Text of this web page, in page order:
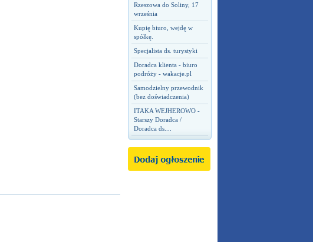
Rzeszowa do Soliny, 17
września
Kupię biuro, wejdę w
spółkę.
Specjalista ds. turystyki
Doradca klienta - biuro
podróży - wakacje.pl
Samodzielny przewodnik
(bez doświadczenia)
ITAKA WEJHEROWO -
Starszy Doradca /
Doradca ds....